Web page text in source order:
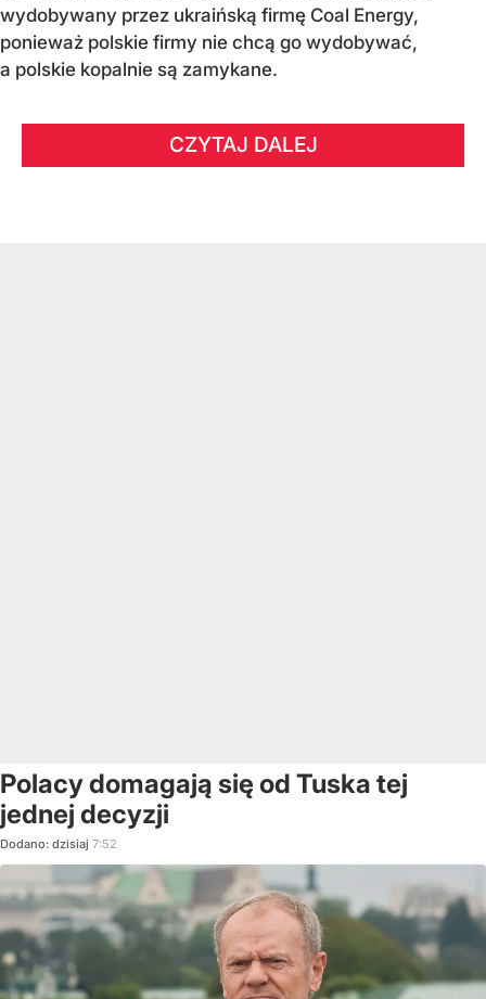
wydobywany przez ukraińską firmę Coal Energy,
ponieważ polskie firmy nie chcą go wydobywać,
a polskie kopalnie są zamykane.
CZYTAJ DALEJ
Polacy domagają się od Tuska tej
jednej decyzji
Dodano: dzisiaj 7:52